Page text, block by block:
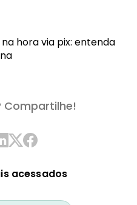
hora via pix: entenda
acessados